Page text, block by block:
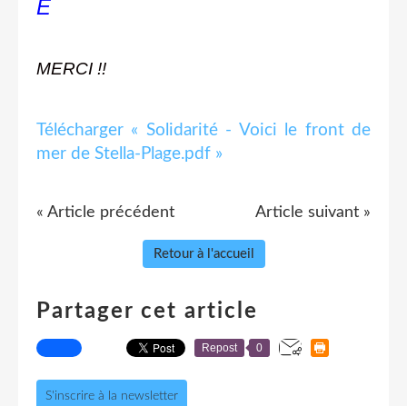
E
MERCI !!
Télécharger « Solidarité - Voici le front de
mer de Stella-Plage.pdf »
« Article précédent Article suivant »
Retour à l'accueil
Partager cet article
Repost 0
S'inscrire à la newsletter